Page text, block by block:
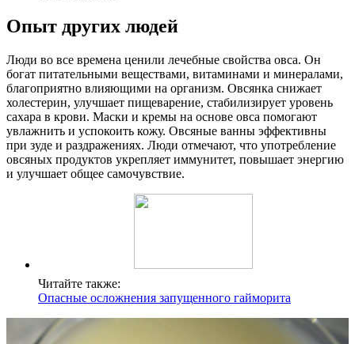
Опыт других людей
Люди во все времена ценили лечебные свойства овса. Он
богат питательными веществами, витаминами и минералами,
благоприятно влияющими на организм. Овсянка снижает
холестерин, улучшает пищеварение, стабилизирует уровень
сахара в крови. Маски и кремы на основе овса помогают
увлажнить и успокоить кожу. Овсяные ванны эффективны
при зуде и раздражениях. Люди отмечают, что употребление
овсяных продуктов укрепляет иммунитет, повышает энергию
и улучшает общее самочувствие.
Читайте также:
Опасные осложнения запущенного гайморита